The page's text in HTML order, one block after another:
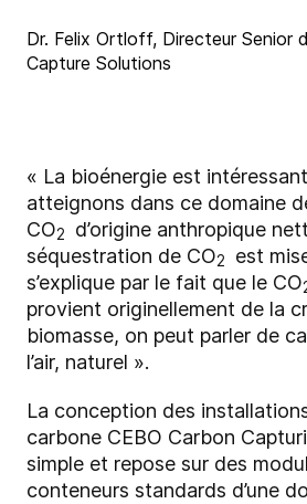
Dr. Felix Ortloff, Directeur Senior
Capture Solutions
« La bioénergie est
atteignons dans ce domaine
CO2
d’origine anthropique
séquestration de CO2
est
s’explique par le fait que le CO
provient originellement de la
biomasse, on peut parler de
l’air, naturel ».
La conception des
carbone CEBO Carbon
simple et repose sur des
conteneurs standards d’une